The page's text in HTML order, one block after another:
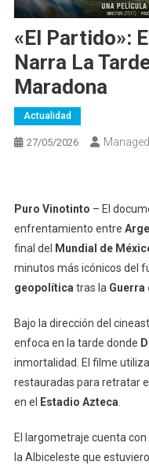
«El Partido»:
Narra La
Maradona
Actualidad
27/05/2026
Puro Vinotinto – El
enfrentamiento entre
final del
Mundial de
minutos más icónicos del
geopolíticatras la Guerra
Bajo la dirección del
enfoca en la tarde donde
inmortalidad. El filme
restauradas para retratar
en el
Estadio Azteca.
El largometraje cuenta
la Albiceleste que